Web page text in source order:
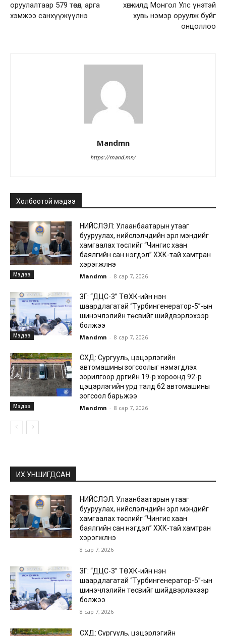
оруулалтаар 579 төсөл, арга
хэмжээ санхүүжүүлнэ
хөгжилд Монгол Улс үнэтэй
хувь нэмэр оруулж буйг
онцоллоо
Mandmn
https://mand.mn/
Холбоотой мэдээ
Мэдээ
НИЙСЛЭЛ: Улаанбаатарын утааг
бууруулах, нийслэлчүүдийн эрүүл мэндийг
хамгаалах төслийг “Чингис хаан
баялгийн сан нэгдэл” ХХК-тай хамтран
хэрэгжүүлнэ
Mandmn - 8 сар 7, 2026
Мэдээ
ЗГ: “ДЦС-3” ТӨХК-ийн нэн
шаардлагатай “Турбингенератор-5”-ын
шинэчлэлийн төсвийг шийдвэрлэхээр
болжээ
Mandmn - 8 сар 7, 2026
Мэдээ
СХД: Сургууль, цэцэрлэгийн
автомашины зогсоолыг нэмэгдүүлэх
зорилгоор дүүргийн 19-р хороонд 92-р
цэцэрлэгийн урд талд 62 автомашины
зогсоол барьжээ
Mandmn - 8 сар 7, 2026
ИХ УНШИГДСАН
НИЙСЛЭЛ: Улаанбаатарын утааг
бууруулах, нийслэлчүүдийн эрүүл мэндийг
хамгаалах төслийг “Чингис хаан
баялгийн сан нэгдэл” ХХК-тай хамтран
хэрэгжүүлнэ
8 сар 7, 2026
ЗГ: “ДЦС-3” ТӨХК-ийн нэн
шаардлагатай “Турбингенератор-5”-ын
шинэчлэлийн төсвийг шийдвэрлэхээр
болжээ
8 сар 7, 2026
СХД: Сургууль, цэцэрлэгийн